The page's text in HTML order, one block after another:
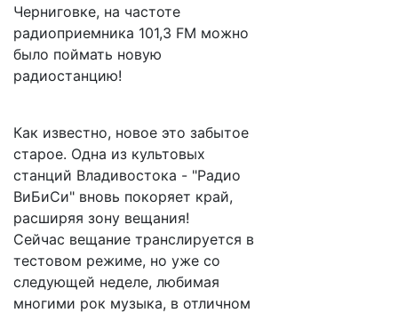
Черниговке, на частоте
радиоприемника 101,3 FM можно
было поймать новую
радиостанцию!
Как известно, новое это забытое
старое. Одна из культовых
станций Владивостока - "Радио
ВиБиСи" вновь покоряет край,
расширяя зону вещания!
Сейчас вещание транслируется в
тестовом режиме, но уже со
следующей неделе, любимая
многими рок музыка, в отличном